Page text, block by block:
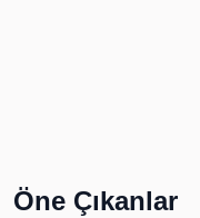
Öne Çıkanlar